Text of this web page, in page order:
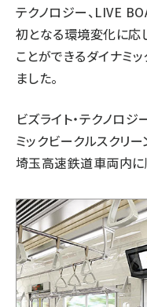
テクノロジー、LIVE
初となる環境変化に応
ことができるダイナミ
ました。
ビズライト・テクノロ
ミックビークルスクリ
埼玉高速鉄道車両内に